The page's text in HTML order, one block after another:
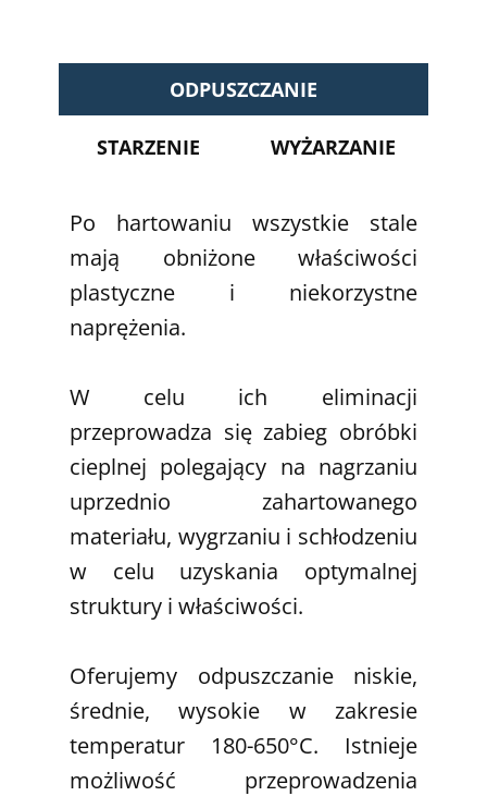
ODPUSZCZANIE
STARZENIE WYŻARZANIE
Po hartowaniu wszystkie stale
mają obniżone właściwości
plastyczne i niekorzystne
naprężenia.
W celu ich eliminacji
przeprowadza się zabieg obróbki
cieplnej polegający na nagrzaniu
uprzednio zahartowanego
materiału, wygrzaniu i schłodzeniu
w celu uzyskania optymalnej
struktury i właściwości.
Oferujemy odpuszczanie niskie,
średnie, wysokie w zakresie
temperatur 180-650°C. Istnieje
możliwość przeprowadzenia